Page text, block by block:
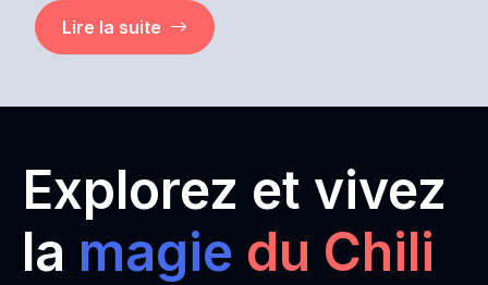
Lire la suite
Explorez et vivez
la magie du Chili